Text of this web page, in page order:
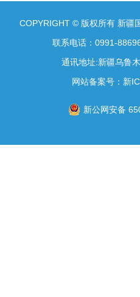
COPYRIGHT © 版权所有 新疆
联系电话：0991-
通讯地址:新疆乌鲁
网站备案号： 新
新公网安备